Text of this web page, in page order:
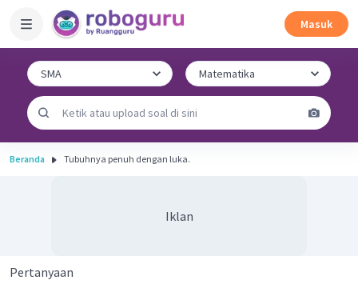
Masuk
Beranda Tubuhnya penuh dengan luka.
Iklan
Pertanyaan